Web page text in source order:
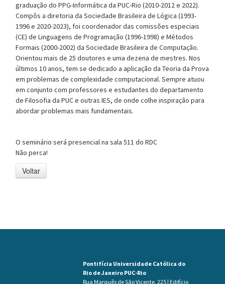
graduação do PPG-Informática da PUC-Rio (2010-2012 e 2022).
Compôs a diretoria da Sociedade Brasileira de Lógica (1993-
1996 e 2020-2023), foi coordenador das comissões especiais
(CE) de Linguagens de Programação (1996-1998) e Métodos
Formais (2000-2002) da Sociedade Brasileira de Computação.
Orientou mais de 25 doutores e uma dezena de mestres. Nos
últimos 10 anos, tem se dedicado a aplicação da Teoria da Prova
em problemas de complexidade computacional. Sempre atuou
em conjunto com professores e estudantes do departamento
de Filosofia da PUC e outras IES, de onde colhe inspiração para
abordar problemas mais fundamentais.
O seminário será presencial na sala 511 do RDC
Não perca!
Voltar
Pontifícia Universidade Católica do
Rio de Janeiro PUC-Rio
Rua Marquês de São Vicente, 225 | Edifício